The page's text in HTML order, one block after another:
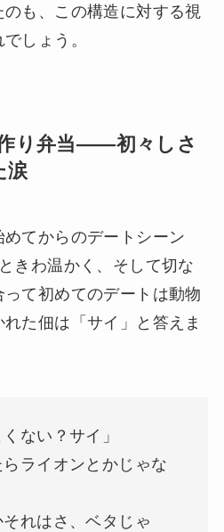
も、この構造に対する視
しょう。
り弁当――初々しさ
涙
てからのデートシーン
きわ温かく、そして切な
て初めてのデートは動物
た佃は「サイ」と答えま
ない？サイ」
らライオンとかじゃな
それはさ、ベタじゃ